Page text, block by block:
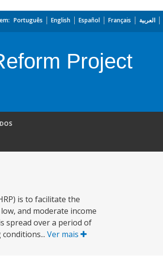
Português English Español Français العربية
Project
is to facilitate the
and moderate income
spread over a period of
Ver mais